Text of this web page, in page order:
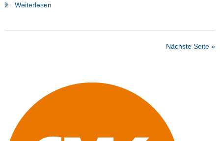
Weiterlesen
Förderschulen
geschaffen"
Nächste Seite »